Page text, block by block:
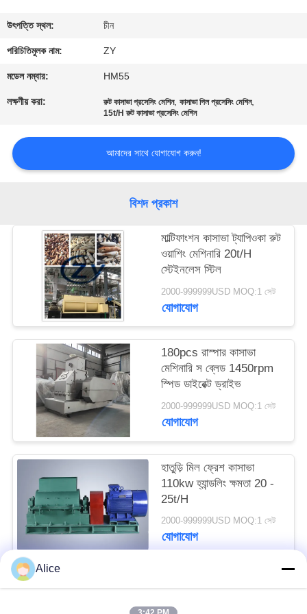
যোগাযোগ
করুন
উদ্ধৃতির
PRIVACY
POLICY
উৎপত্তি স্থল: চীন
পরিচিতিমুলক নাম: ZY
মডেল নম্বার: HM55
লক্ষণীয় করা: রুট কাসাভা প্রসেসিং মেশিন,কাসাভা পিল প্রসেসিং মেশিন,
15t/H রুট কাসাভা প্রসেসিং মেশিন
আমাদের সাথে যোগাযোগ করুন!
বিশদ প্রকাশ
মাল্টিফাংশন কাসাভা ট্যাপিওকা রুট
ওয়াশিং মেশিনারি 20t/H
স্টেইনলেস স্টিল
2000-999999USD MOQ:1 সেট
যোগাযোগ
180pcs রাস্পার কাসাভা
মেশিনারি স ব্লেড 1450rpm
স্পিড ডাইরেক্ট ড্রাইভ
2000-999999USD MOQ:1 সেট
যোগাযোগ
হাতুড়ি মিল ফ্রেশ কাসাভা
110kw হ্যান্ডলিং ক্ষমতা 20 -
25t/H
2000-999999USD MOQ:1 সেট
যোগাযোগ
Alice